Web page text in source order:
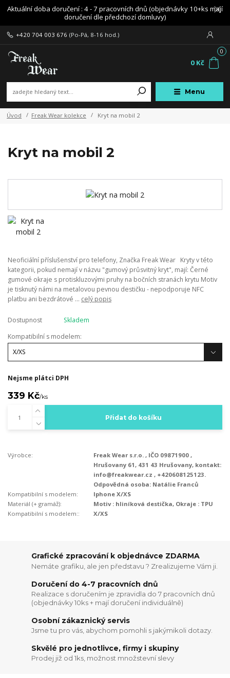
Aktuální doba doručení : 4 - 7 pracovních dnů (objednávky 10+ks mají
doručení dle předchozí domluvy)
Menu
+420 704 003 676 (Po-Pá, 8-16 hod.)
0
0 Kč
Úvod Freak Wear kolekce Kryt na mobil 2
Kryt na mobil 2
Neoficiální příslušenství pro telefony, Značka Freak Wear Kryty v této
kategorii, pokud nemají v názvu "gumový průsvitný kryt", mají: Černé
gumové okraje s protiskluzovými pruhy na bočních stranách krytu Motiv
je tisknutý námi na metalovou pevnou destičku - nepodporuje NFC
platbu ani bezdrátové ... celý popis
Dostupnost
Skladem
Kompatibilní s modelem:
Nejsme plátci DPH
339 Kč/ks
Přidat do košíku
Výrobce:
Freak Wear s.r.o. , IČO 09871900 ,
Hrušovany 61, 431 43 Hrušovany, kontakt:
info@freakwear.cz , +420608125123.
Odpovědná osoba: Natálie Franců
Kompatibilní s modelem:
Iphone X/XS
Materiál (+ gramáž):
Motiv : hliníková destička, Okraje : TPU
Kompatibilní s modelem::
X/XS
Grafické zpracování k objednávce ZDARMA
Nemáte grafiku, ale jen představu ? Zrealizujeme Vám ji.
Doručení do 4-7 pracovních dnů
Realizace s doručením je zpravidla do 7 pracovních dnů
(objednávky 10ks + mají doručení individuálně)
Osobní zákaznický servis
Jsme tu pro vás, abychom pomohli s jakýmikoli dotazy.
Skvělé pro jednotlivce, firmy i skupiny
Prodej již od 1ks, možnost množstevní slevy